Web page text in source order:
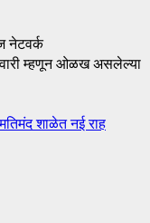
नेटवर्क
म्हणून ओळख असलेल्या
शाळेत नई राह